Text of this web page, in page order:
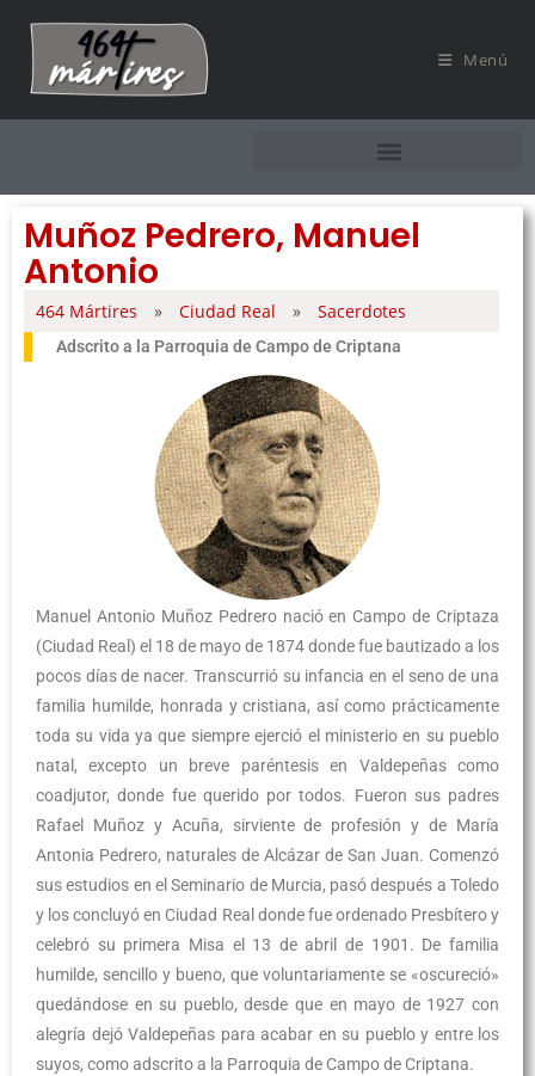
Menú
Muñoz Pedrero, Manuel
Antonio
464 Mártires » Ciudad Real » Sacerdotes
Adscrito a la Parroquia de Campo de Criptana
Manuel Antonio Muñoz Pedrero nació en Campo de Criptaza
(Ciudad Real) el 18 de mayo de 1874 donde fue bautizado a los
pocos días de nacer. Transcurrió su infancia en el seno de una
familia humilde, honrada y cristiana, así como prácticamente
toda su vida ya que siempre ejerció el ministerio en su pueblo
natal, excepto un breve paréntesis en Valdepeñas como
coadjutor, donde fue querido por todos. Fueron sus padres
Rafael Muñoz y Acuña, sirviente de profesión y de María
Antonia Pedrero, naturales de Alcázar de San Juan. Comenzó
sus estudios en el Seminario de Murcia, pasó después a Toledo
y los concluyó en Ciudad Real donde fue ordenado Presbítero y
celebró su primera Misa el 13 de abril de 1901. De familia
humilde, sencillo y bueno, que voluntariamente se «oscureció»
quedándose en su pueblo, desde que en mayo de 1927 con
alegría dejó Valdepeñas para acabar en su pueblo y entre los
suyos, como adscrito a la Parroquia de Campo de Criptana.